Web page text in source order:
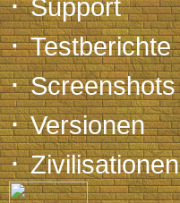
Support
·Testberichte
·Screenshots
·Versionen
·Zivilisationen